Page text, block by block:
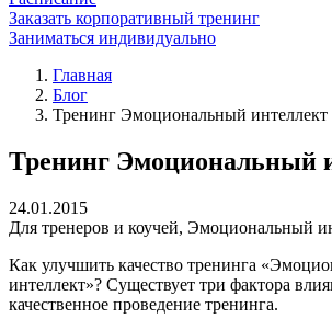
Заказать корпоративный тренинг
Заниматься индивидуально
Главная
Блог
Тренинг Эмоциональный интеллект
Тренинг Эмоциональный
24.01.2015
Для тренеров и коучей, Эмоциональный
Как улучшить качество тренинга
интеллект»? Существует три фактора
качественное проведение тренинга.